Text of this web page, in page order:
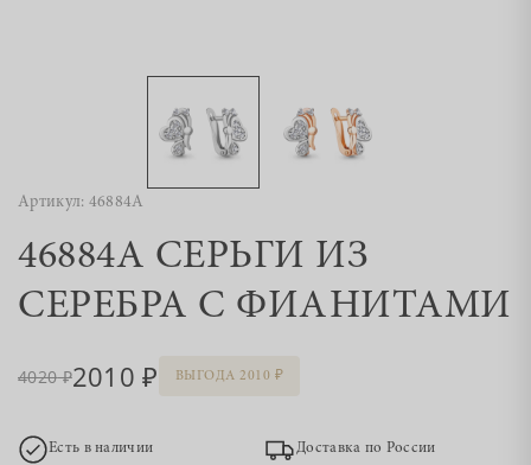
Артикул: 46884А
46884А СЕРЬГИ ИЗ
СЕРЕБРА С ФИАНИТАМИ
4020 2010 ВЫГОДА 2010
Есть в наличии
Доставка по России